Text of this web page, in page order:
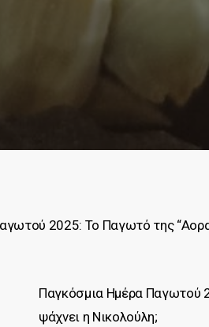
2025: Το Παγωτό της
Παγκόσμια Ημέρα Παγωτού
ψάχνει η Νικολούλη;